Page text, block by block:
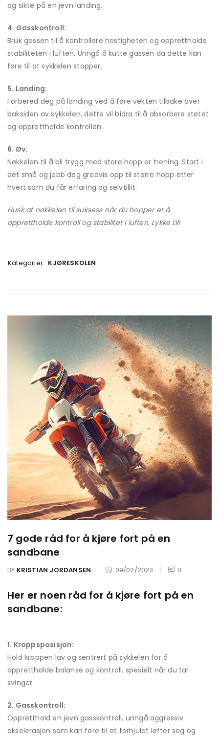
og sikte på en jevn landing.
4. Gasskontroll:
Bruk gassen til å kontrollere hastigheten og opprettholde
stabiliteten i luften. Unngå å kutte gassen da dette kan
føre til at sykkelen stopper.
5. Landing:
Forbered deg på landing ved å føre vekten tilbake over
baksiden av sykkelen, dette vil bidra til å absorbere støtet
og opprettholde kontrollen.
6. Øv:
Nøkkelen til å bli trygg med store hopp er trening. Start i
det små og jobb deg gradvis opp til større hopp etter
hvert som du får erfaring og selvtillit.
Husk at nøkkelen til suksess når du hopper er å
opprettholde kontroll og stabilitet i luften. Lykke til!
Kategorier: KJØRESKOLEN
7 gode råd for å kjøre fort på en
sandbane
BY KRISTIAN JORDANSEN 09/02/2023 0
Her er noen råd for å kjøre fort på en
sandbane:
1. Kroppsposisjon:
Hold kroppen lav og sentrert på sykkelen for å
opprettholde balanse og kontroll, spesielt når du tar
svinger.
2. Gasskontroll:
Oppretthold en jevn gasskontroll, unngå aggressiv
akselerasjon som kan føre til at forhjulet løfter seg og